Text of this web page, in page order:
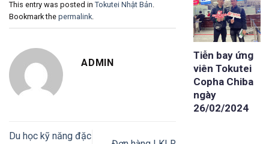
This entry was posted in Tokutei Nhật Bản.
Bookmark the permalink.
ADMIN
Du học kỹ năng đặc
Tiễn bay ứng
viên Tokutei
Copha Chiba
ngày
26/02/2024